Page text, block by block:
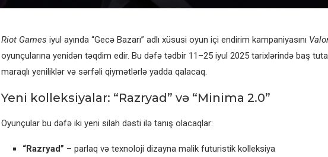
Riot Games iyul ayında “Gecə Bazarı” adlı xüsusi oyun içi endirim kampaniyasını
oyunçularına yenidən təqdim edir. Bu dəfə tədbir 11–25 iyul 2025 tarixlərində baş
maraqlı yeniliklər və sərfəli qiymətlərlə yadda qalacaq.
Yeni kolleksiyalar: “Razryad” və “Minima 2.0”
Oyunçular bu dəfə iki yeni silah dəsti ilə tanış olacaqlar:
“Razryad” – parlaq və texnoloji dizayna malik futuristik kolleksiya